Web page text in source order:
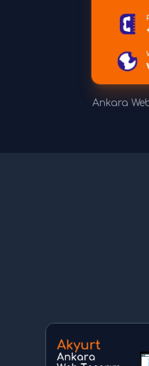
Ankara